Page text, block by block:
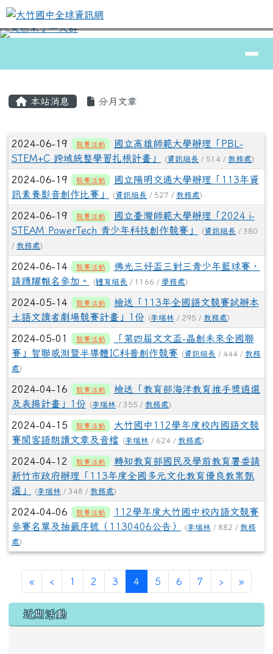
跳至主內容區
大竹國中全球資訊網
⏸
本站消息 分月文章
文章列表
2024-06-19 競賽活動
國立高雄師範大學辦理「PBL-
STEM+C 跨域統整學習扎根計畫」
(資訊組長 / 514 / 教務處)
2024-06-19 競賽活動
國立陽明交通大學辦理「113年資
訊素養影音創作比賽」
(資訊組長 / 527 / 教務處)
2024-06-19 競賽活動
國立臺灣師範大學辦理「2024 i-
STEAM PowerTech 青少年科技創作競賽」
(資訊組長 / 380
/ 教務處)
2024-06-14 競賽活動
佛光三好盃三對三青少年籃球賽，
請踴躍報名參加。
(體育組長 / 1166 / 學務處)
2024-05-14 競賽活動
檢送「113年全國語文競賽試辦本
土語文讀者劇場競賽計畫」1份
(李瑞林 / 295 / 教務處)
2024-05-01 競賽活動
「第四屆文文盃-晶創未來全國聯
賽」智聯感測暨半導體IC科普創作競賽
(資訊組長 / 444 / 教務
處)
2024-04-16 競賽活動
檢送「教育部海洋教育推手獎遴選
及表揚計畫」1份
(李瑞林 / 355 / 教務處)
2024-04-15 競賽活動
大竹國中112學年度校內國語文競
賽閩客語朗讀文章及音檔
(李瑞林 / 624 / 教務處)
2024-04-12 競賽活動
轉知教育部國民及學前教育署委請
新竹市政府辦理「113年度全國多元文化教育優良教案甄
選」
(李瑞林 / 348 / 教務處)
2024-04-06 競賽活動
112學年度大竹國中校內語文競賽
參賽名單及抽籤序號（1130406公告）
(李瑞林 / 882 / 教務
處)
«第一頁
‹ 上一頁
1 2 3 4 (目前頁次)
5 6 7 ›下一頁
»最後頁
左邊區域內容
近期活動